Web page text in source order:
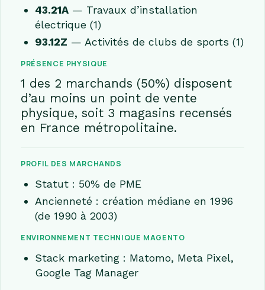
43.21A — Travaux d’installation
électrique (1)
93.12Z — Activités de clubs de sports (1)
PRÉSENCE PHYSIQUE
1 des 2 marchands (50%) disposent
d’au moins un point de vente
physique, soit 3 magasins recensés
en France métropolitaine.
PROFIL DES MARCHANDS
Statut : 50% de PME
Ancienneté : création médiane en 1996
(de 1990 à 2003)
ENVIRONNEMENT TECHNIQUE MAGENTO
Stack marketing : Matomo, Meta Pixel,
Google Tag Manager